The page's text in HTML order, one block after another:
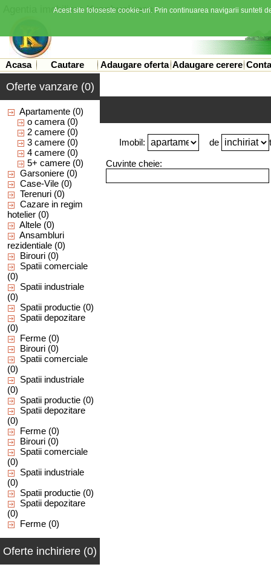
Agentia imobiliara Kronbusiness
Acasa Cautare Adaugare oferta Adaugare cerere
Oferte vanzare (0)
Apartamente (0)
o camera (0)
2 camere (0)
3 camere (0)
4 camere (0)
5+ camere (0)
Garsoniere (0)
Case-Vile (0)
Terenuri (0)
Cazare in regim
hotelier (0)
Altele (0)
Ansambluri
rezidentiale (0)
Birouri (0)
Spatii comerciale
(0)
Spatii industriale
(0)
Spatii productie (0)
Spatii depozitare
(0)
Ferme (0)
Birouri (0)
Spatii comerciale
(0)
Spatii industriale
(0)
Spatii productie (0)
Spatii depozitare
(0)
Ferme (0)
Birouri (0)
Spatii comerciale
(0)
Spatii industriale
(0)
Spatii productie (0)
Spatii depozitare
(0)
Ferme (0)
Oferte inchiriere (0)
Imobil: de
Cuvinte cheie:
Acest site foloseste cookie-uri. Prin continuarea navigarii sunteti